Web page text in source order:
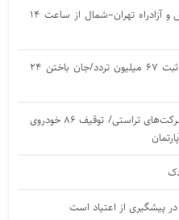
انسداد مسیر جنوب به شمال چالوس و آزادراه تهران–شمال از ساعت ۱۴
پایان طرح ترافیکی اربعین پلیس با ثبت ۶۷ میلیون تردد/جان باختن ۲۴
تهاتر ۱۶۷۳ میلیارد تومان از اموال شرکت‌های تراستی/ توقیف ۸۶ خودروی
پیشگیری از اعتیاد است